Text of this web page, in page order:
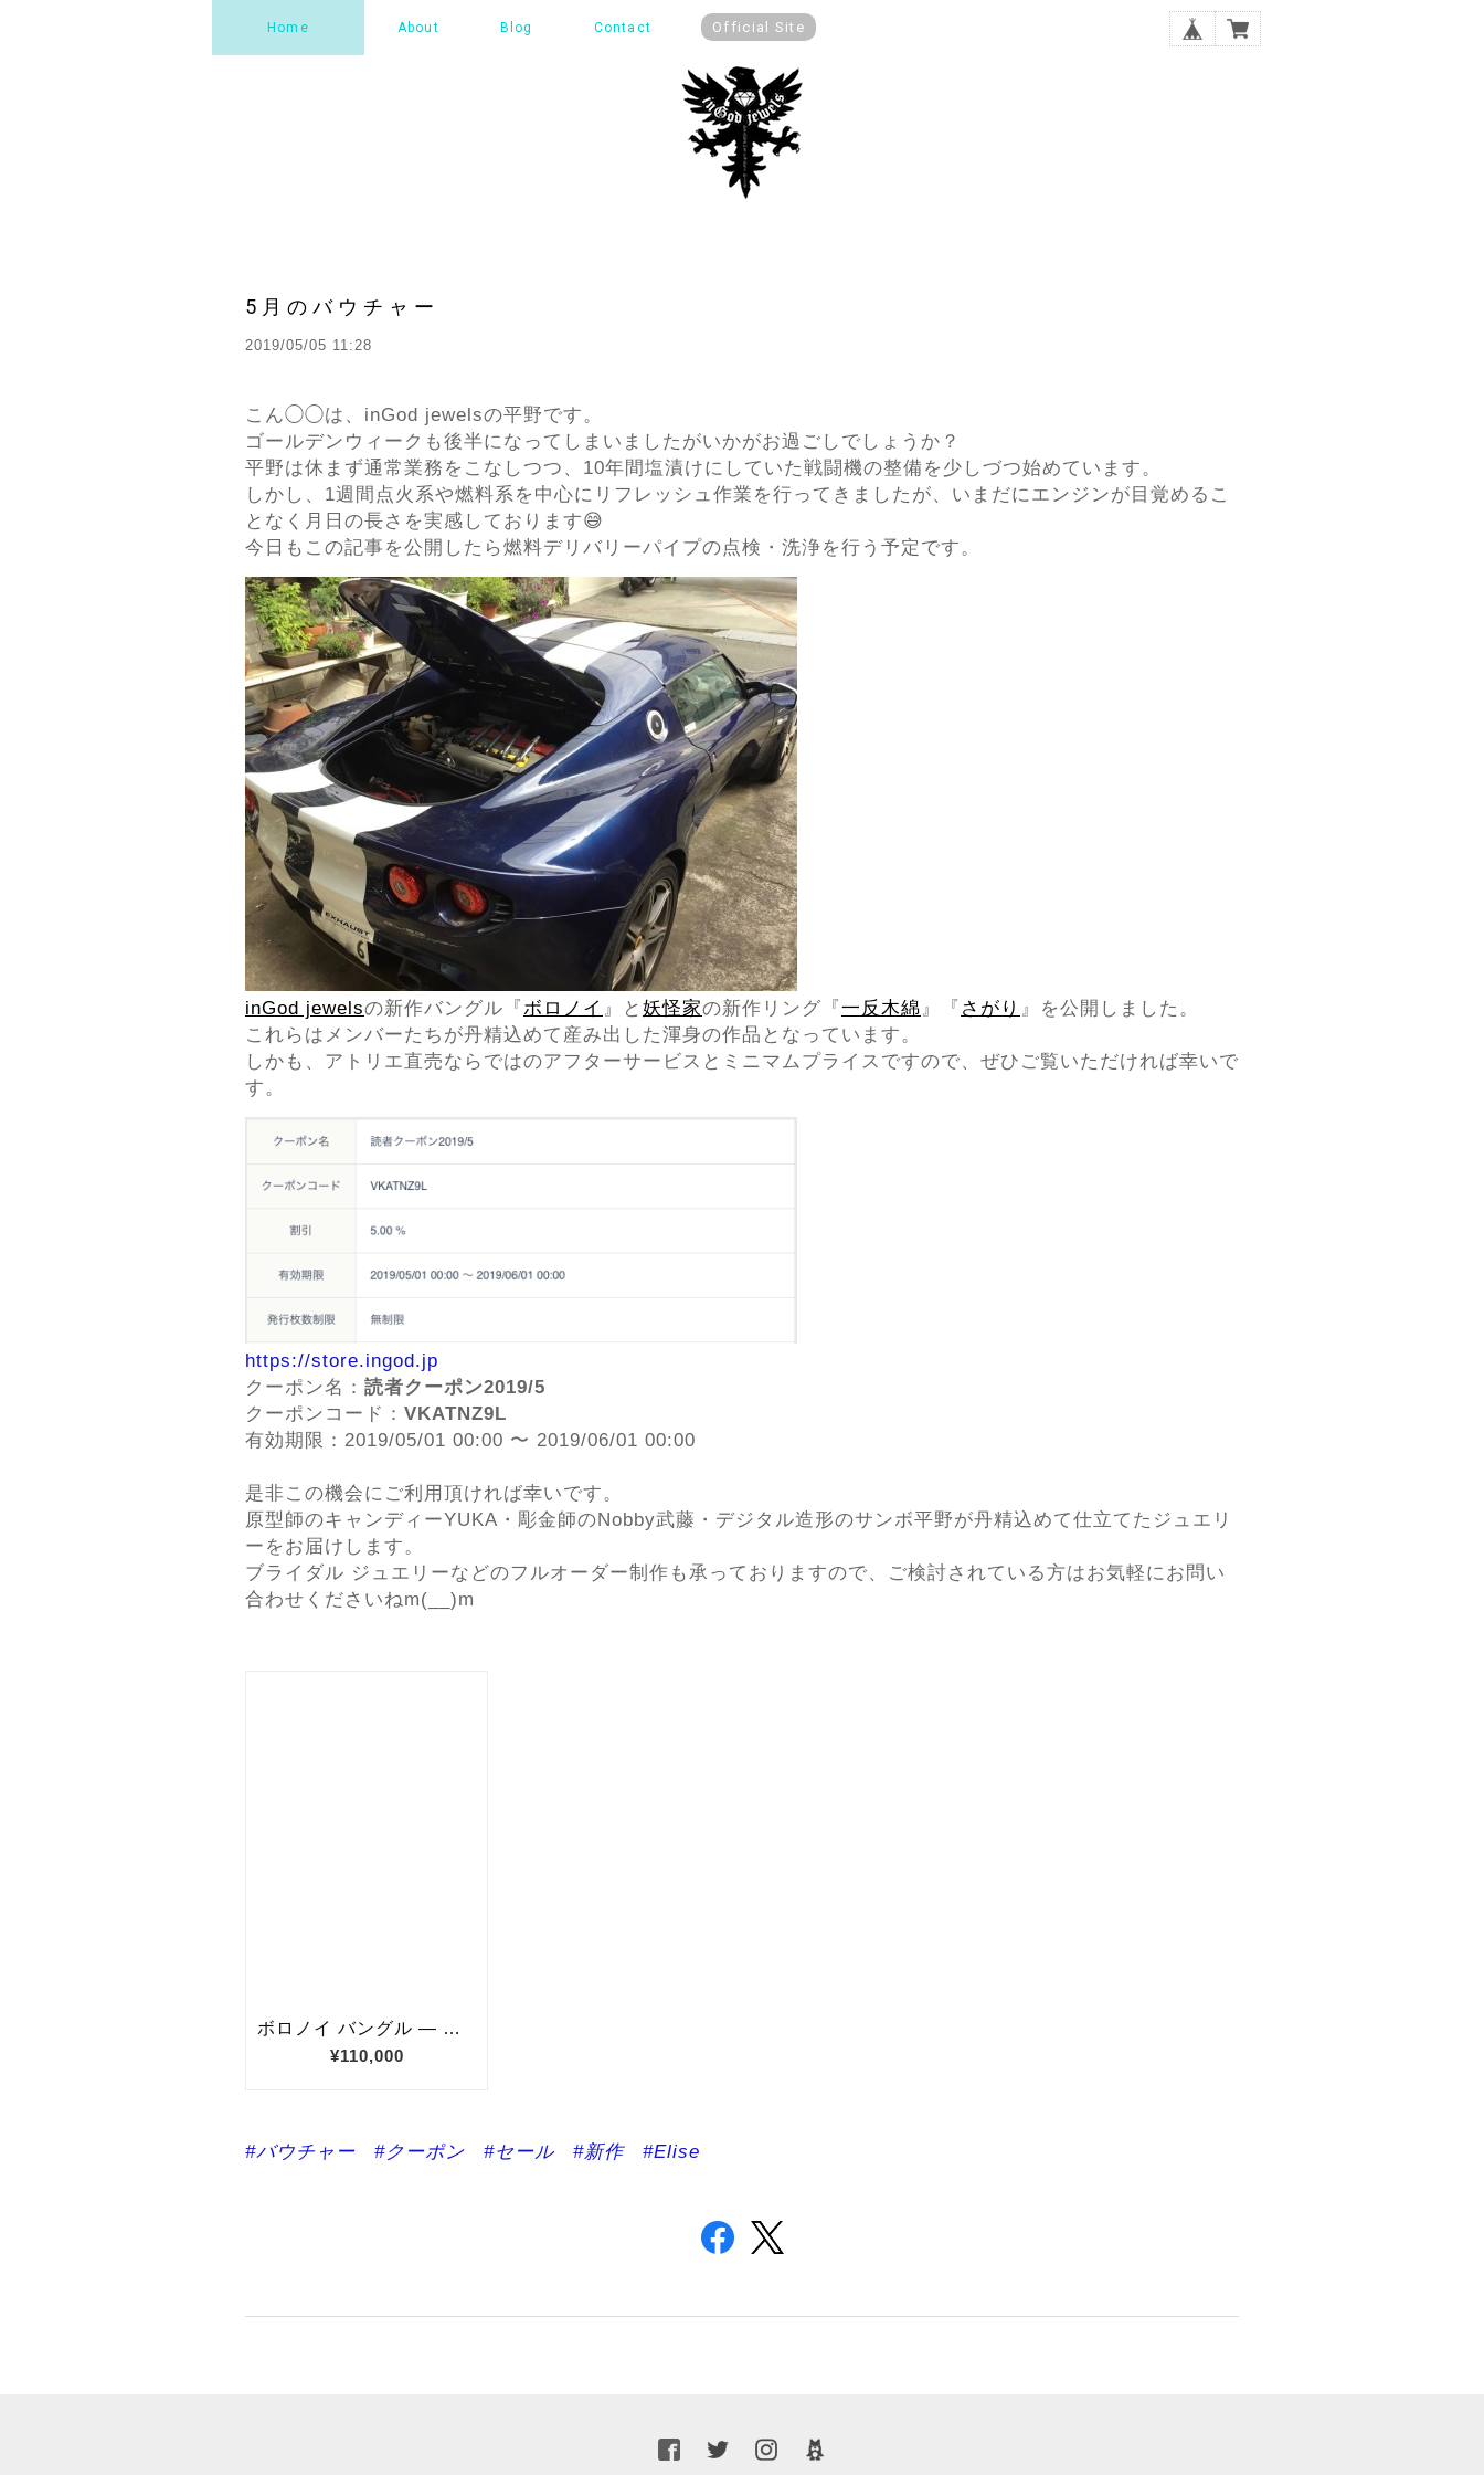
Home About Blog Contact Official Site
5月のバウチャー
2019/05/05 11:28
こん◯◯は、inGod jewelsの平野です。
ゴールデンウィークも後半になってしまいましたがいかがお過ごしでしょうか？
平野は休まず通常業務をこなしつつ、10年間塩漬けにしていた戦闘機の整備を少しづつ始めています。
しかし、1週間点火系や燃料系を中心にリフレッシュ作業を行ってきましたが、いまだにエンジンが目覚めるこ
となく月日の長さを実感しております😅
今日もこの記事を公開したら燃料デリバリーパイプの点検・洗浄を行う予定です。
inGod jewelsの新作バングル『ボロノイ 』と 妖怪家の新作リング『一反木綿』『 さがり 』を公開しました。
これらはメンバーたちが丹精込めて産み出した渾身の作品となっています。
しかも、アトリエ直売ならではのアフターサービスとミニマムプライスですので、ぜひご覧いただければ幸いで
す。
https://store.ingod.jp
クーポン名： 読者クーポン2019/5
クーポンコード： VKATNZ9L
有効期限：2019/05/01 00:00 〜 2019/06/01 00:00
是非この機会にご利用頂ければ幸いです。
原型師のキャンディーYUKA・彫金師のNobby武藤・デジタル造形のサンボ平野が丹精込めて仕立てたジュエリ
ーをお届けします。
ブライダル ジュエリーなどのフルオーダー制作も承っておりますので、ご検討されている方はお気軽にお問い
合わせくださいねm(__)m
#バウチャー #クーポン #セール #新作 #Elise